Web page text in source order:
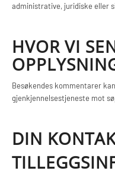
administrative, juridiske eller
HVOR VI
Besøkendes kommentarer
gjenkjennelsestjeneste mot
DIN